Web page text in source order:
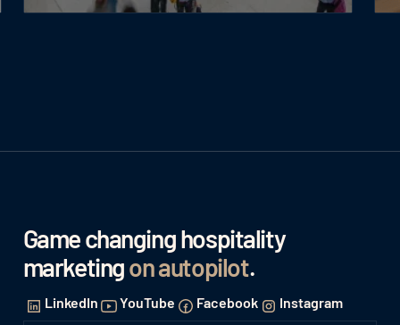
Game changing hospitality
marketingon autopilot.
LinkedIn YouTube Facebook Instagram